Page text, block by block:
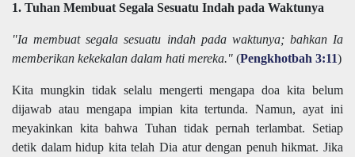
1. Tuhan Membuat Segala Sesuatu Indah pada Waktunya
"Ia membuat segala sesuatu indah pada waktunya; bahkan Ia
memberikan kekekalan dalam hati mereka." (Pengkhotbah 3:11)
Kita mungkin tidak selalu mengerti mengapa doa kita belum
dijawab atau mengapa impian kita tertunda. Namun, ayat ini
meyakinkan kita bahwa Tuhan tidak pernah terlambat. Setiap
detik dalam hidup kita telah Dia atur dengan penuh hikmat. Jika